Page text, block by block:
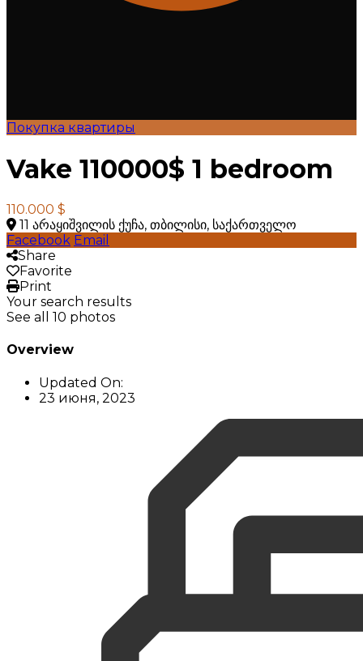
Покупка квартиры
Vake 110000$ 1 bedroom
110.000 $
11 არაყიშვილის ქუჩა, თბილისი, საქართველო
Facebook Email
Share
Favorite
Print
Your search results
See all 10 photos
Overview
Updated On:
23 июня, 2023